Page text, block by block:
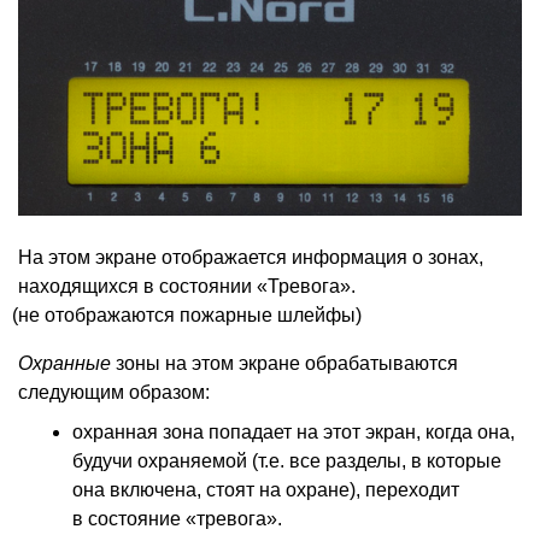
На этом экране отображается информация о зонах,
находящихся в состоянии «Тревога».
(не отображаются пожарные шлейфы)
Охранные зоны на этом экране обрабатываются
следующим образом:
охранная зона попадает на этот экран, когда она,
будучи охраняемой (т.е. все разделы, в которые
она включена, стоят на охране), переходит
в состояние «тревога».